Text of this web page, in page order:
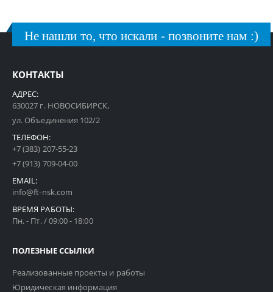
Не нашли то, что искали - позвоните нам :)
КОНТАКТЫ
АДРЕС:
630027 г. НОВОСИБИРСК,
ул. Объединения 102/2
ТЕЛЕФОН:
+7 (383) 207-55-23
+7 (913) 709-04-00
EMAIL:
info@ft-nsk.com
ВРЕМЯ РАБОТЫ:
Пн. - Пт. / 09:00 - 18:00
ПОЛЕЗНЫЕ ССЫЛКИ
Реализованные проекты и работы
Юридическая информация